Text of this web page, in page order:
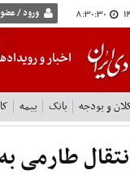
8:30:31 ورود /
اخبار و
و بودجه بانک بیمه
طارمی